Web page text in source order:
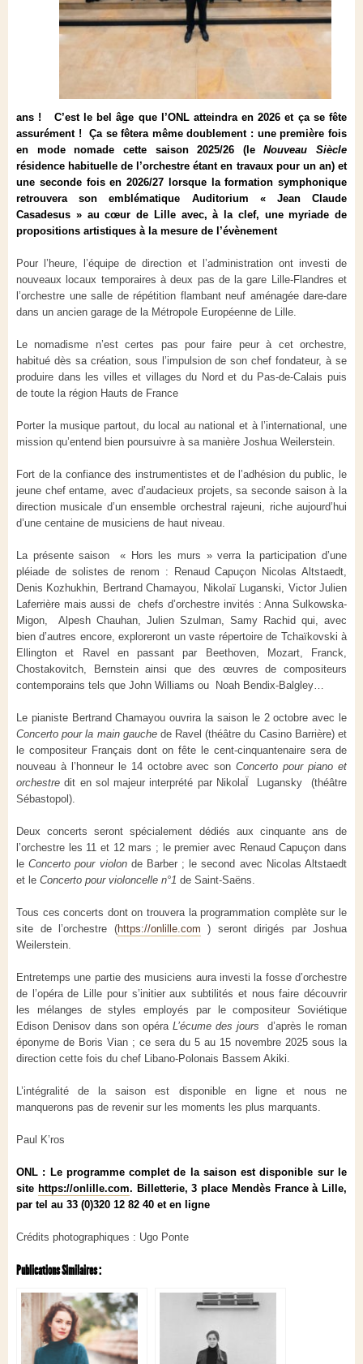
ans ! C’est le bel âge que l’ONL atteindra en 2026 et ça se fête
assurément ! Ça se fêtera même doublement : une première fois
en mode nomade cette saison 2025/26 (leNouveau Siècle
résidence habituelle de l’orchestre étant en travaux pour un an) et
une seconde fois en 2026/27 lorsque la formation symphonique
retrouvera son emblématique Auditorium « Jean Claude
Casadesus » au cœur de Lille avec, à la clef, une myriade de
propositions artistiques à la mesure de l’évènement
Pour l’heure, l’équipe de direction et l’administration ont investi de
nouveaux locaux temporaires à deux pas de la gare Lille-Flandres et
l’orchestre une salle de répétition flambant neuf aménagée dare-dare
dans un ancien garage de la Métropole Européenne de Lille.
Le nomadisme n’est certes pas pour faire peur à cet orchestre,
habitué dès sa création, sous l’impulsion de son chef fondateur, à se
produire dans les villes et villages du Nord et du Pas-de-Calais puis
de toute la région Hauts de France
Porter la musique partout, du local au national et à l’international, une
mission qu’entend bien poursuivre à sa manière Joshua Weilerstein.
Fort de la confiance des instrumentistes et de l’adhésion du public, le
jeune chef entame, avec d’audacieux projets, sa seconde saison à la
direction musicale d’un ensemble orchestral rajeuni, riche aujourd’hui
d’une centaine de musiciens de haut niveau.
La présente saison « Hors les murs » verra la participation d’une
pléiade de solistes de renom : Renaud Capuçon Nicolas Altstaedt,
Denis Kozhukhin, Bertrand Chamayou, Nikolaï Luganski, Victor Julien
Laferrière mais aussi de chefs d’orchestre invités : Anna Sulkowska-
Migon, Alpesh Chauhan, Julien Szulman, Samy Rachid qui, avec
bien d’autres encore, exploreront un vaste répertoire de Tchaïkovski à
Ellington et Ravel en passant par Beethoven, Mozart, Franck,
Chostakovitch, Bernstein ainsi que des œuvres de compositeurs
contemporains tels que John Williams ou Noah Bendix-Balgley…
Le pianiste Bertrand Chamayou ouvrira la saison le 2 octobre avec le
Concerto pour la main gauchede Ravel (théâtre du Casino Barrière) et
le compositeur Français dont on fête le cent-cinquantenaire sera de
nouveau à l’honneur le 14 octobre avec sonConcerto pour piano et
orchestredit en sol majeur interprété par NikolaÏ Lugansky (théâtre
Sébastopol).
Deux concerts seront spécialement dédiés aux cinquante ans de
l’orchestre les 11 et 12 mars ; le premier avec Renaud Capuçon dans
leConcerto pour violon de Barber ; le second avec Nicolas Altstaedt
et le Concerto pour violoncelle n°1 de Saint-Saëns.
Tous ces concerts dont on trouvera la programmation complète sur le
site de l’orchestre (https://onlille.com ) seront dirigés par Joshua
Weilerstein.
Entretemps une partie des musiciens aura investi la fosse d’orchestre
de l’opéra de Lille pour s’initier aux subtilités et nous faire découvrir
les mélanges de styles employés par le compositeur Soviétique
Edison Denisov dans son opéraL’écume des jours
d’après le roman
éponyme de Boris Vian ; ce sera du 5 au 15 novembre 2025 sous la
direction cette fois du chef Libano-Polonais Bassem Akiki.
L’intégralité de la saison est disponible en ligne et nous ne
manquerons pas de revenir sur les moments les plus marquants.
Paul K’ros
ONL : Le programme complet de la saison est disponible sur le
site https://onlille.com. Billetterie, 3 place Mendès France à Lille,
par tel au 33 (0)320 12 82 40 et en ligne
Crédits photographiques : Ugo Ponte
Publications Similaires :